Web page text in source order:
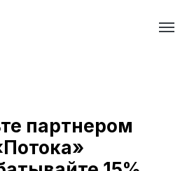
партнером